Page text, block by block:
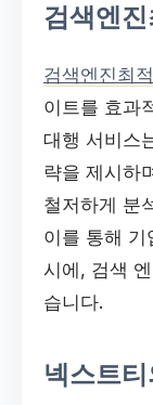
검색엔
검색엔진최
이트를 효과
대행 서비스
략을 제시하
철저하게 분
이를 통해 기
시에, 검색
습니다.
넥스트티